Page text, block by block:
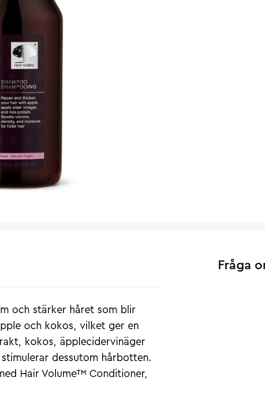
och stärker håret som blir
och kokos, vilket ger en
kokos, äpplecidervinäger
dessutom hårbotten.
Hair Volume™ Conditioner,
Fråga